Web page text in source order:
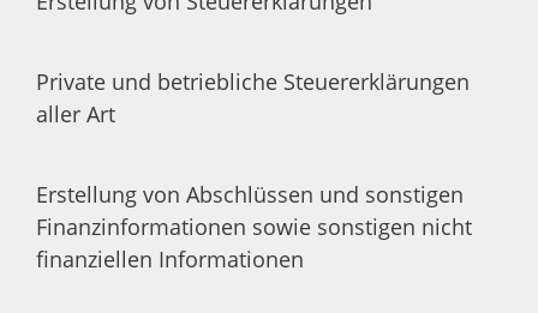
Private und betriebliche Steuererklärungen
aller Art
Erstellung von Abschlüssen und sonstigen
Finanzinformationen sowie sonstigen nicht
finanziellen Informationen